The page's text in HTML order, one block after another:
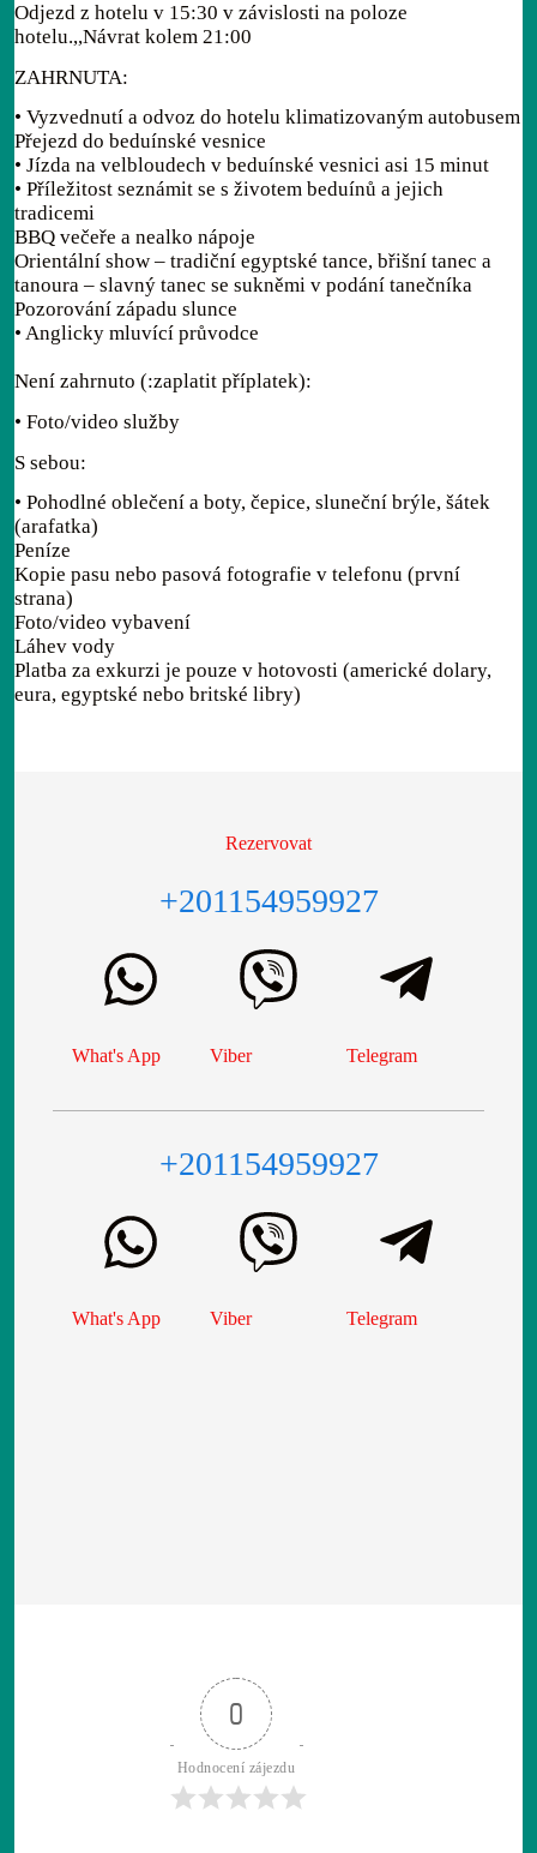
Odjezd z hotelu v 15:30 v závislosti na poloze
hotelu.,,Návrat kolem 21:00
ZAHRNUTA:
• Vyzvednutí a odvoz do hotelu klimatizovaným autobusem
Přejezd do beduínské vesnice
• Jízda na velbloudech v beduínské vesnici asi 15 minut
• Příležitost seznámit se s životem beduínů a jejich
tradicemi
BBQ večeře a nealko nápoje
Orientální show – tradiční egyptské tance, břišní tanec a
tanoura – slavný tanec se sukněmi v podání tanečníka
Pozorování západu slunce
• Anglicky mluvící průvodce
Není zahrnuto (:zaplatit příplatek):
• Foto/video služby
S sebou:
• Pohodlné oblečení a boty, čepice, sluneční brýle, šátek
(arafatka)
Peníze
Kopie pasu nebo pasová fotografie v telefonu (první
strana)
Foto/video vybavení
Láhev vody
Platba za exkurzi je pouze v hotovosti (americké dolary,
eura, egyptské nebo britské libry)
Rezervovat
+201154959927
What's App Viber Telegram
+201154959927
What's App Viber Telegram
0
Hodnocení zájezdu